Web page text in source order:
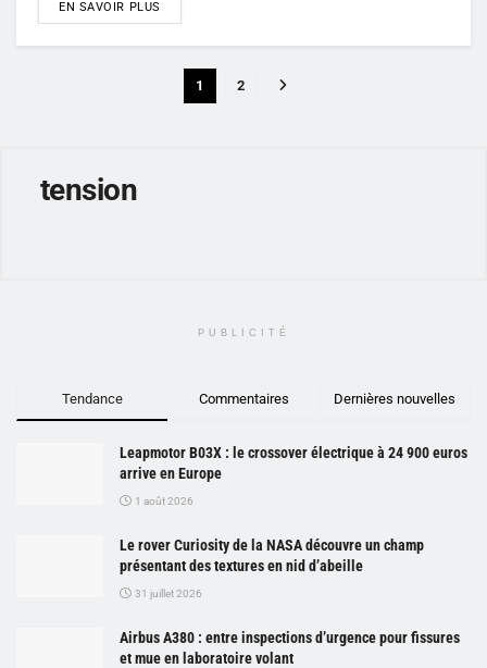
EN SAVOIR PLUS
1 2
tension
PUBLICITÉ
Tendance Commentaires Dernières nouvelles
Leapmotor B03X : le crossover électrique à 24 900 euros
arrive en Europe
1 août 2026
Le rover Curiosity de la NASA découvre un champ
présentant des textures en nid d’abeille
31 juillet 2026
Airbus A380 : entre inspections d’urgence pour fissures
et mue en laboratoire volant